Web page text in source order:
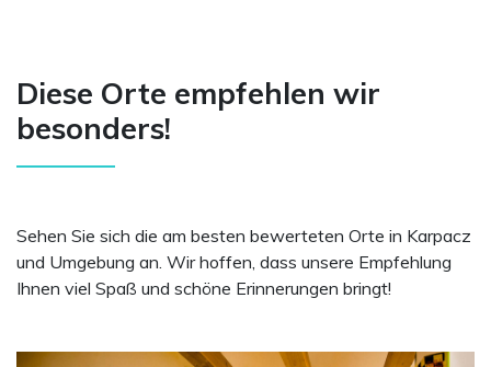
Diese Orte empfehlen wir
besonders!
Sehen Sie sich die am besten bewerteten Orte in Karpacz
und Umgebung an. Wir hoffen, dass unsere Empfehlung
Ihnen viel Spaß und schöne Erinnerungen bringt!